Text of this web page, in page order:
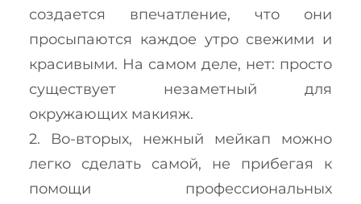
создается впечатление, что они
просыпаются каждое утро свежими и
красивыми. На самом деле, нет: просто
существует незаметный для
окружающих макияж.
2. Во-вторых, нежный мейкап можно
легко сделать самой, не прибегая к
помощи профессиональных